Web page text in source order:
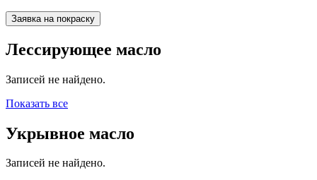
Заявка на покраску
Лессирующее масло
Записей не найдено.
Показать все
Укрывное масло
Записей не найдено.